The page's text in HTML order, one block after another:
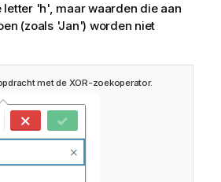
'h', maar waarden die aan
(zoals 'Jan') worden niet
met de XOR-zoekoperator.